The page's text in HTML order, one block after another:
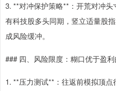
3. **对冲保护策略**：开荒对冲
有科技股多头同期，竖立适量股
成风险缓冲。
### 四、风险限度：糊口优于盈
1. **压力测试**：往返前模拟顶